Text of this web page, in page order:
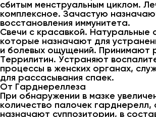
сбитым менструальным циклом.
комплексное. Зачастую
восстановления иммунитета.
Свечи с красавкой. Натуральные
которые назначают для
и болевых ощущений. Принимают
Террилитин. Устраняют
процессы в женских органах,
для рассасывания спаек.
От Гарднереллеза
При обнаружении в мазке
количество палочек гарднерелл,
назначают суппозитории, в